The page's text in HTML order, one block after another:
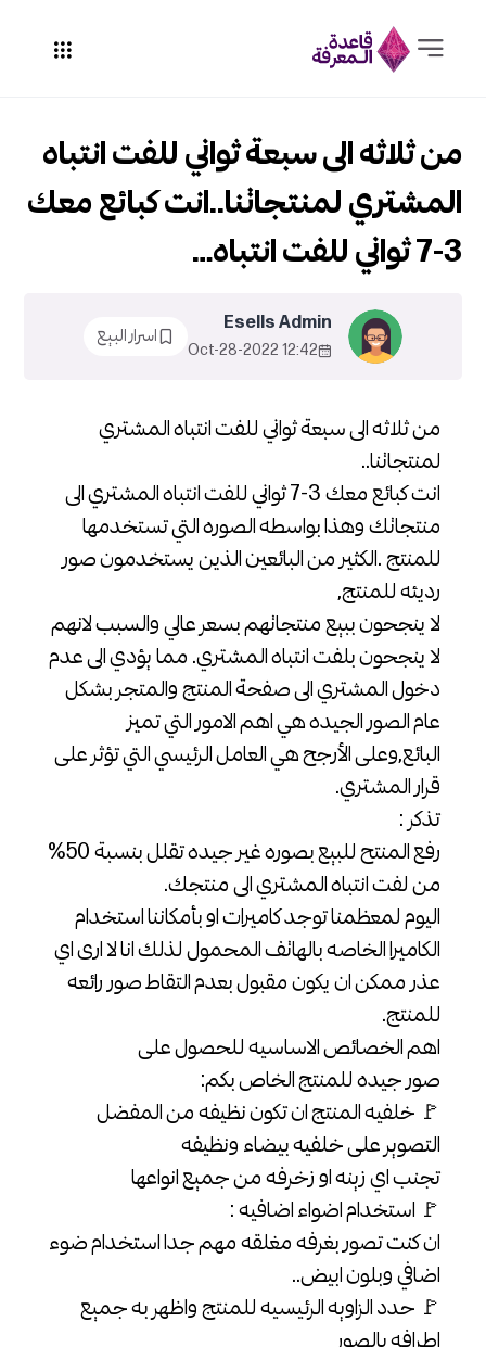
من ثلاثه الى سبعة ثواني للفت انتباه المشتري
لمنتجاتنا..
انت كبائع معك 3-7 ثواني للفت انتباه المشتري الى
منتجاتك وهذا بواسطه الصوره التي تستخدمها
للمنتج .الكثير من البائعين الذين يستخدمون صور
رديئه للمنتج,
لا ينجحون ببيع منتجاتهم بسعر عالي والسبب لانهم
لا ينجحون بلفت انتباه المشتري. مما يؤدي الى عدم
دخول المشتري الى صفحة المنتج والمتجر بشكل
عام الصور الجيده هي اهم الامور التي تميز
البائع,وعلى الأرجح هي العامل الرئيسي التي تؤثر على
قرار المشتري.
تذكر :
رفع المنتح للبيع بصوره غير جيده تقلل بنسبة 50%
من لفت انتباه المشتري الى منتجك.
اليوم لمعظمنا توجد كاميرات او بأمكاننا استخدام
الكاميرا الخاصه بالهاتف المحمول لذلك انا لا ارى اي
عذر ممكن ان يكون مقبول بعدم التقاط صور رائعه
للمنتج.
اهم الخصائص الاساسيه للحصول على
صور جيده للمنتج الخاص بكم:
🚩 خلفيه المنتج ان تكون نظيفه من المفضل
التصوير على خلفيه بيضاء ونظيفه
تجنب اي زينه او زخرفه من جميع انواعها
🚩 استخدام اضواء اضافيه :
ان كنت تصور بغرفه مغلقه مهم جدا استخدام ضوء
اضافي وبلون ابيض..
🚩 حدد الزاويه الرئيسيه للمنتج واظهر به جميع
اطرافه بالصور
من ثلاثه الى سبعة ثواني للفت انتباه
المشتري لمنتجاتنا..انت كبائع معك
3-7 ثواني للفت انتباه…
Esells Admin
12:42 2022-Oct-28
اسرار البيع